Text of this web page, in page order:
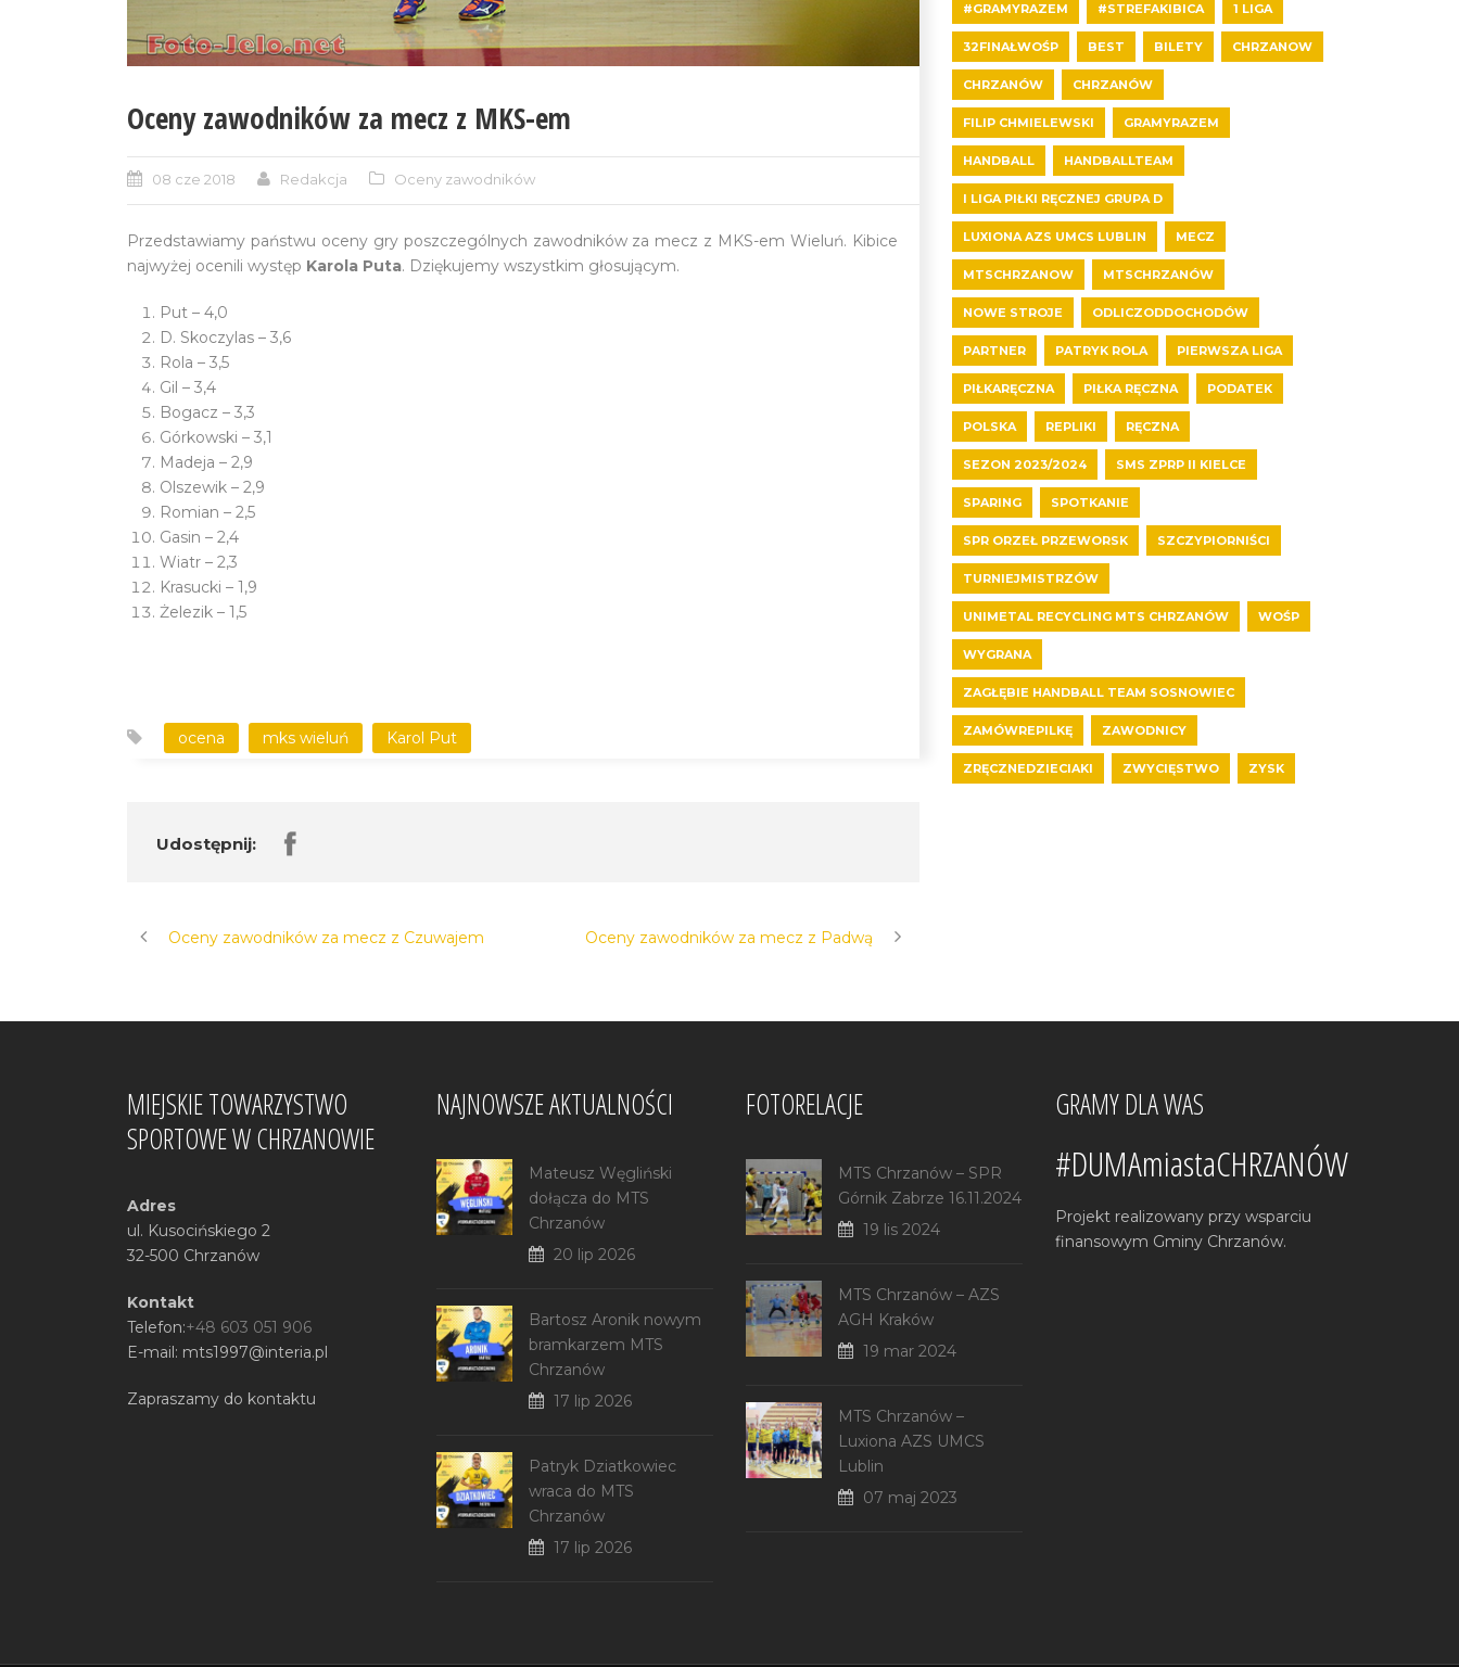
Oceny zawodników za mecz z MKS-em
08 cze 2018 Redakcja Oceny zawodników
Przedstawiamy państwu oceny gry poszczególnych zawodników za mecz z MKS-em Wieluń. Kibice
najwyżej ocenili występ Karola Puta. Dziękujemy wszystkim głosującym.
Put – 4,0
D. Skoczylas – 3,6
Rola – 3,5
Gil – 3,4
Bogacz – 3,3
Górkowski – 3,1
Madeja – 2,9
Olszewik – 2,9
Romian – 2,5
Gasin – 2,4
Wiatr – 2,3
Krasucki – 1,9
Żelezik – 1,5
ocena mks wieluń Karol Put
Udostępnij:
Oceny zawodników za mecz z Czuwajem Oceny zawodników za mecz z Padwą
#GRAMYRAZEM #STREFAKIBICA 1 LIGA
32FINAŁWOŚP BEST BILETY CHRZANOW
CHRZANÓW CHRZANÓW
FILIP CHMIELEWSKI GRAMYRAZEM
HANDBALL HANDBALLTEAM
I LIGA PIŁKI RĘCZNEJ GRUPA D
LUXIONA AZS UMCS LUBLIN MECZ
MTSCHRZANOW MTSCHRZANÓW
NOWE STROJE ODLICZODDOCHODÓW
PARTNER PATRYK ROLA PIERWSZA LIGA
PIŁKARĘCZNA PIŁKA RĘCZNA PODATEK
POLSKA REPLIKI RĘCZNA
SEZON 2023/2024 SMS ZPRP II KIELCE
SPARING SPOTKANIE
SPR ORZEŁ PRZEWORSK SZCZYPIORNIŚCI
TURNIEJMISTRZÓW
UNIMETAL RECYCLING MTS CHRZANÓW WOŚP
WYGRANA
ZAGŁĘBIE HANDBALL TEAM SOSNOWIEC
ZAMÓWREPILKĘ ZAWODNICY
ZRĘCZNEDZIECIAKI ZWYCIĘSTWO ZYSK
MIEJSKIE TOWARZYSTWO
SPORTOWE W CHRZANOWIE
Adres
ul. Kusocińskiego 2
32-500 Chrzanów
Kontakt
Telefon:+48 603 051 906
E-mail: mts1997@interia.pl
Zapraszamy do kontaktu
NAJNOWSZE AKTUALNOŚCI
Mateusz Węgliński
dołącza do MTS
Chrzanów
20 lip 2026
Bartosz Aronik nowym
bramkarzem MTS
Chrzanów
17 lip 2026
Patryk Dziatkowiec
wraca do MTS
Chrzanów
17 lip 2026
FOTORELACJE
MTS Chrzanów – SPR
Górnik Zabrze 16.11.2024
19 lis 2024
MTS Chrzanów – AZS
AGH Kraków
19 mar 2024
MTS Chrzanów –
Luxiona AZS UMCS
Lublin
07 maj 2023
GRAMY DLA WAS
#DUMAmiastaCHRZANÓW
Projekt realizowany przy wsparciu
finansowym Gminy Chrzanów.